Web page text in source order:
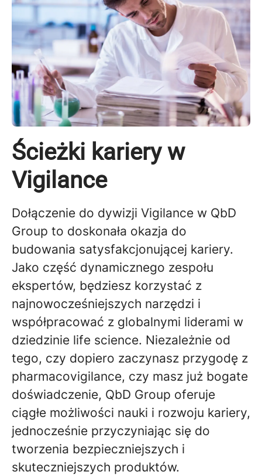
Ścieżki kariery w
Vigilance
Dołączenie do dywizji Vigilance w QbD
Group to doskonała okazja do
budowania satysfakcjonującej kariery.
Jako część dynamicznego zespołu
ekspertów, będziesz korzystać z
najnowocześniejszych narzędzi i
współpracować z globalnymi liderami w
dziedzinie life science. Niezależnie od
tego, czy dopiero zaczynasz przygodę z
pharmacovigilance, czy masz już bogate
doświadczenie, QbD Group oferuje
ciągłe możliwości nauki i rozwoju kariery,
jednocześnie przyczyniając się do
tworzenia bezpieczniejszych i
skuteczniejszych produktów.